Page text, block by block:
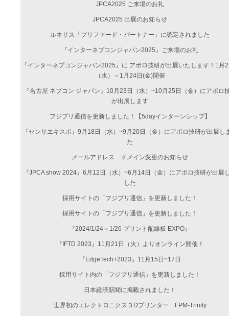
JPCA2025 ご来場のお礼
JPCA2025 出展のお知らせ
ルネサス「プリファード・パートナー」に認定されました
『インターネプコンジャパン2025』ご来場のお礼
『インターネプコンジャパン2025』に アポロ技研が出展いたします！1月
（水）～1月24日(金)開催
『名古屋 ネプコン ジャパン』10月23日（水）~10月25日（金）にアポロ
が出展します
フジプリ通信を更新しました！【5dayインターンシップ】
『センサエキスポ』9月18日（水）~9月20日（金）にアポロ技研が出展し
た
メールアドレス ドメイン変更のお知らせ
『JPCA show 2024』6月12日（水）~6月14日（金）にアポロ技研が出展
した
採用サイトの「フジプリ通信」を更新しました！
採用サイトの「フジプリ通信」を更新しました！
『2024/1/24～1/26 プリント配線板 EXPO』
『IFTD 2023』11月21日（火）よりオンライン開催！
『EdgeTech+2023』11月15日~17日
採用サイト内の「フジプリ通信」を更新しました！
日本経済新聞に掲載されました！
世界初のエレクトロニクス３Dプリンター FPM-Trinity